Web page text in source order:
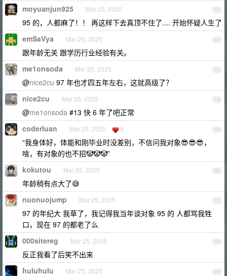
11
moyuanjun925 Mar 25, 2025
95 的，人都麻了！！ 再这样下去真顶不住了.... 开始怀疑人生了
12
emSaVya Mar 25, 2025
跟年龄无关 跟学历行业经验有关。
13
me1onsoda Mar 25, 2025
@nice2cu 97 年也才四五年左右，这就高级了？
14
nice2cu Mar 25, 2025
@me1onsoda #13 快 6 年了吧正常
15
coderluan Mar 25, 2025 6
“我身体好，体能和刚毕业时没差别，不信问我对象😎😎😎，
啥，有对象的也不招🤡🤡🤡”
16
kokutou Mar 25, 2025
年龄稍有点大了😅
17
nuonuojump Mar 25, 2025
97 的年纪大 我草了，我记得我当年谈对象 95 的 人都骂我牲
口，现在 97 的都老了么
18
000sitereg Mar 25, 2025
反正我看了后笑不出来
19
huluhulu Mar 25, 2025